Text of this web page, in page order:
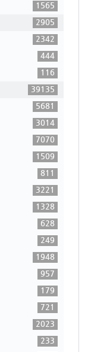
1565
2905
2342
444
116
39135
5681
3014
7070
1509
811
3221
1328
628
249
1948
957
179
721
2023
233